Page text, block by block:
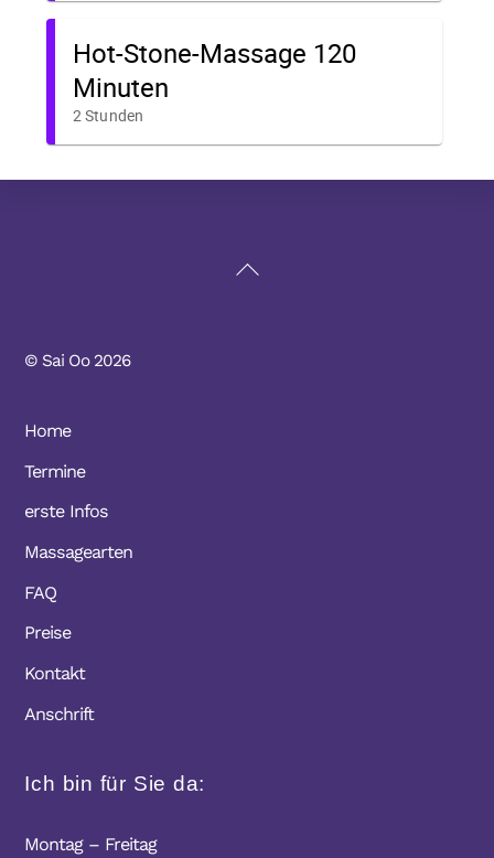
Back
© Sai Oo2026
Home
Termine
erste Infos
Massagearten
FAQ
Preise
Kontakt
Anschrift
Ich bin für Sie da:
Montag – Freitag